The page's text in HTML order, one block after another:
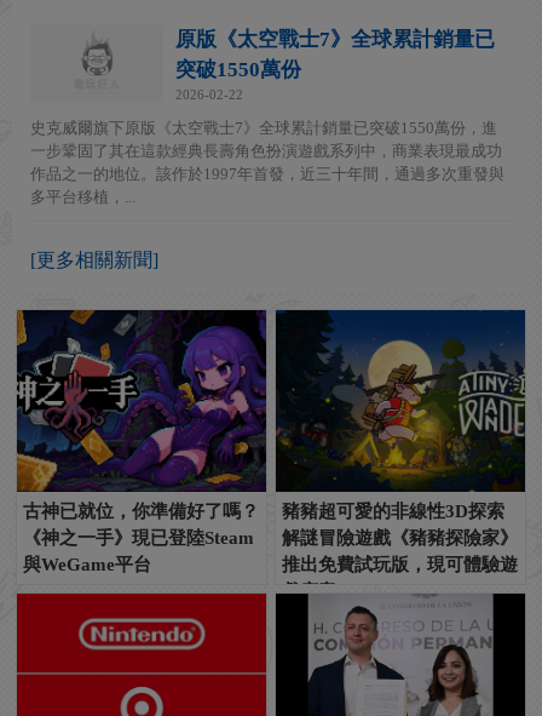
原版《太空戰士7》全球累計銷量已
突破1550萬份
2026-02-22
史克威爾旗下原版《太空戰士7》全球累計銷量已突破1550萬份，進
一步鞏固了其在這款經典長壽角色扮演遊戲系列中，商業表現最成功
作品之一的地位。該作於1997年首發，近三十年間，通過多次重發與
多平台移植，...
[更多相關新聞]
古神已就位，你準備好了嗎？
《神之一手》現已登陸Steam
與WeGame平台
豬豬超可愛的非線性3D探索
解謎冒險遊戲《豬豬探險家》
推出免費試玩版，現可體驗遊
戲序章！